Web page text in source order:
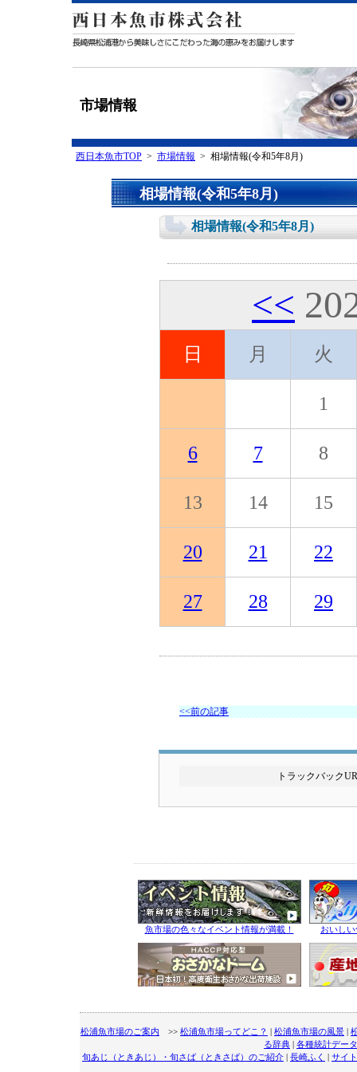
市場情報
西日本魚市TOP > 市場情報 > 相場情報(令和5年8月)
相場情報(令和5年8月)
相場情報(令和5年8月)
<<
日 月 火
1
6 7 8
13 14 15
20 21 22
27 28 29
<<前の記事
トラックバック
魚市場の色々なイベント情報が満載！ おいし
松浦魚市場のご案内 >> 松浦魚市場ってどこ？ | 松浦魚市場の風景 |
る辞典 | 各種統計デー
旬あじ（ときあじ）・旬さば（ときさば）のご紹介 | 長崎ふく | サイ